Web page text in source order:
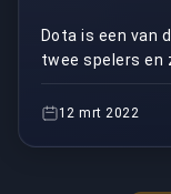
Dota is een van
twee spelers en
worden
12 mrt 2022